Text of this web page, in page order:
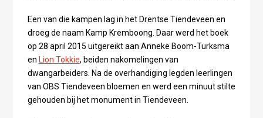
Een van die kampen lag in het Drentse Tiendeveen en
droeg de naam Kamp Kremboong. Daar werd het boek
op 28 april 2015 uitgereikt aan Anneke Boom-Turksma
en Lion Tokkie, beiden nakomelingen van
dwangarbeiders. Na de overhandiging legden leerlingen
van OBS Tiendeveen bloemen en werd een minuut stilte
gehouden bij het monument in Tiendeveen.